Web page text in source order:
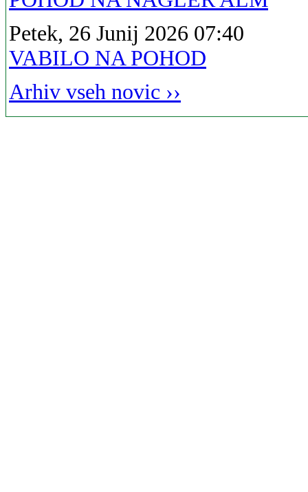
Petek, 26 Junij 2026 07:40
VABILO NA POHOD
Arhiv vseh novic ››